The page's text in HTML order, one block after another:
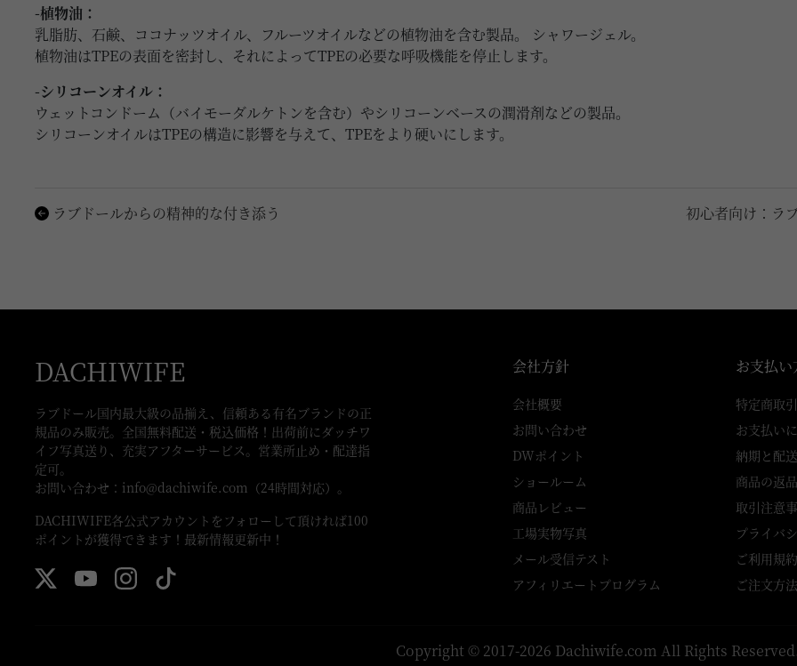
-植物油：
乳脂肪、石鹸、ココナッツオイル、フルーツオイルなどの植物油を含む製品。 シャワージェル。
植物油はTPEの表面を密封し、それによってTPEの必要な呼吸機能を停止します。
-シリコーンオイル：
ウェットコンドーム（バイモーダルケトンを含む）やシリコーンベースの潤滑剤などの製品。
シリコーンオイルはTPEの構造に影響を与えて、TPEをより硬いにします。
ラブドールからの精神的な付き添う 初心者向け：ラ
DACHIWIFE
ラブドール国内最大級の品揃え、信頼ある有名ブランドの正
規品のみ販売。全国無料配送・税込価格！出荷前にダッチワ
イフ写真送り、充実アフターサービス。営業所止め・配達指
定可。
お問い合わせ： info@dachiwife.com （24時間対応）。
DACHIWIFE各公式アカウントをフォローして頂ければ100
ポイントが獲得できます！最新情報更新中！
会社方針
会社概要
お問い合わせ
DWポイント
ショールーム
商品レビュー
工場実物写真
メール受信テスト
アフィリエートプログラム
お支払
特定商取
お支払い
納期と配
商品の返
取引注意
プライバ
ご利用規
ご注文方
Copyright © 2017-2026 Dachiwife.com All Rights